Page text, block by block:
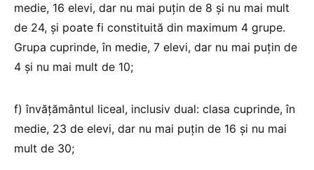
medie, 16 elevi, dar nu mai puţin de 8 şi nu mai mult
de 24, şi poate fi constituită din maximum 4 grupe.
Grupa cuprinde, în medie, 7 elevi, dar nu mai puţin de
4 şi nu mai mult de 10;
f) învăţământul liceal, inclusiv dual: clasa cuprinde, în
medie, 23 de elevi, dar nu mai puţin de 16 şi nu mai
mult de 30;